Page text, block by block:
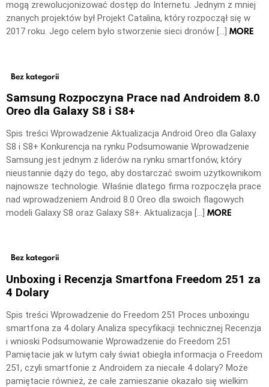
mogą zrewolucjonizować dostęp do Internetu. Jednym z mniej
znanych projektów był Projekt Catalina, który rozpoczął się w
2017 roku. Jego celem było stworzenie sieci dronów […] MORE
Bez kategorii
Samsung Rozpoczyna Prace nad Androidem 8.0
Oreo dla Galaxy S8 i S8+
Spis treści Wprowadzenie Aktualizacja Android Oreo dla Galaxy
S8 i S8+ Konkurencja na rynku Podsumowanie Wprowadzenie
Samsung jest jednym z liderów na rynku smartfonów, który
nieustannie dąży do tego, aby dostarczać swoim użytkownikom
najnowsze technologie. Właśnie dlatego firma rozpoczęła prace
nad wprowadzeniem Android 8.0 Oreo dla swoich flagowych
modeli Galaxy S8 oraz Galaxy S8+. Aktualizacja […] MORE
Bez kategorii
Unboxing i Recenzja Smartfona Freedom 251 za
4 Dolary
Spis treści Wprowadzenie do Freedom 251 Proces unboxingu
smartfona za 4 dolary Analiza specyfikacji technicznej Recenzja
i wnioski Podsumowanie Wprowadzenie do Freedom 251
Pamiętacie jak w lutym cały świat obiegła informacja o Freedom
251, czyli smartfonie z Androidem za niecałe 4 dolary? Może
pamiętacie również, że całe zamieszanie okazało się wielkim